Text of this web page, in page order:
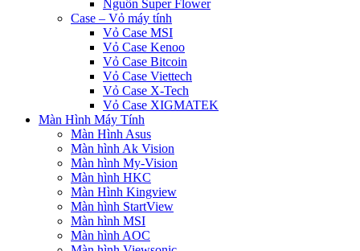
Nguồn Super Flower
Case – Vỏ máy tính
Vỏ Case MSI
Vỏ Case Kenoo
Vỏ Case Bitcoin
Vỏ Case Viettech
Vỏ Case X-Tech
Vỏ Case XIGMATEK
Màn Hình Máy Tính
Màn Hình Asus
Màn hình Ak Vision
Màn hình My-Vision
Màn hình HKC
Màn Hình Kingview
Màn hình StartView
Màn hình MSI
Màn hình AOC